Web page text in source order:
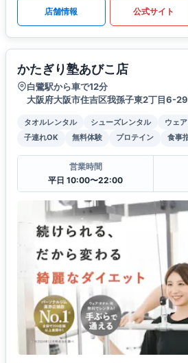
店舗情報 公式サイト
かたぎり塾あびこ店
白鷺駅から車で12分
大阪府大阪市住吉区我孫子東2丁目6-
タオルレンタル シューズレンタル ウェ
子連れOK
無料体験 プロテイン 食事
営業時間
平日 10:00〜22:00